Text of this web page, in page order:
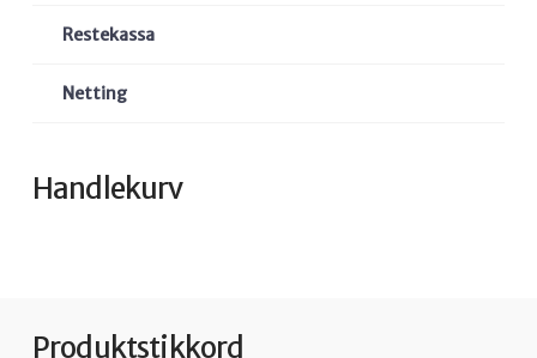
Restekassa
Netting
Handlekurv
Produktstikkord